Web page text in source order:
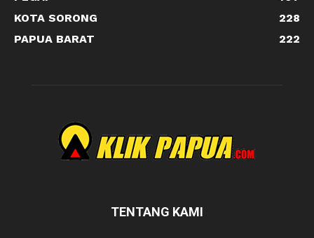
KOTA SORONG
228
PAPUA BARAT
222
TENTANG KAMI